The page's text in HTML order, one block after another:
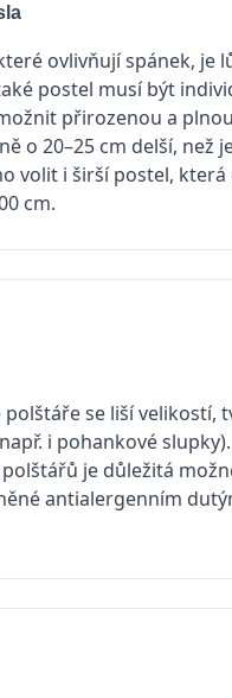
ovlivňují spánek,
postel musí být
přirozenou a
o 20–25 cm delší, než
volit i širší postel,
cm.
se liší velikostí,
i pohankové
je důležitá
antialergenním